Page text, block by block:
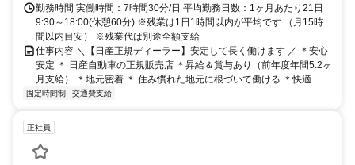
勤務時間 実働時間：7時間30分/日 平均勤務日数：1ヶ月あたり21日
9:30～18:00(休憩60分) ※残業は1日1時間以内が平均です （月15時
間以内目安） ※残業代は別途全額支給
仕事内容 ＼【日産正規ディーラー】安定して長く働けます ／ ＊安心
安定 ＊ 日産自動車の正規販売店 ＊昇給＆賞与あり（前年度年間5.2ヶ
月支給） ＊地元密着 ＊ 住み慣れた地元に根づいて働ける ＊快適...
固定時間制 交通費支給
正社員